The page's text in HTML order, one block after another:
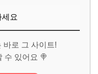
요
바로 그 사이트!
수 있어요 🍭